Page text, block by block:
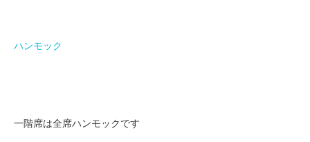
ハンモック
一階席は全席ハンモックです